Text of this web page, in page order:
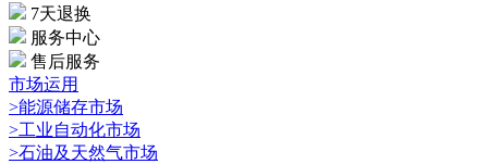
7天退换
服务中心
售后服务
市场运用
>能源储存市场
>工业自动化市场
>石油及天然气市场